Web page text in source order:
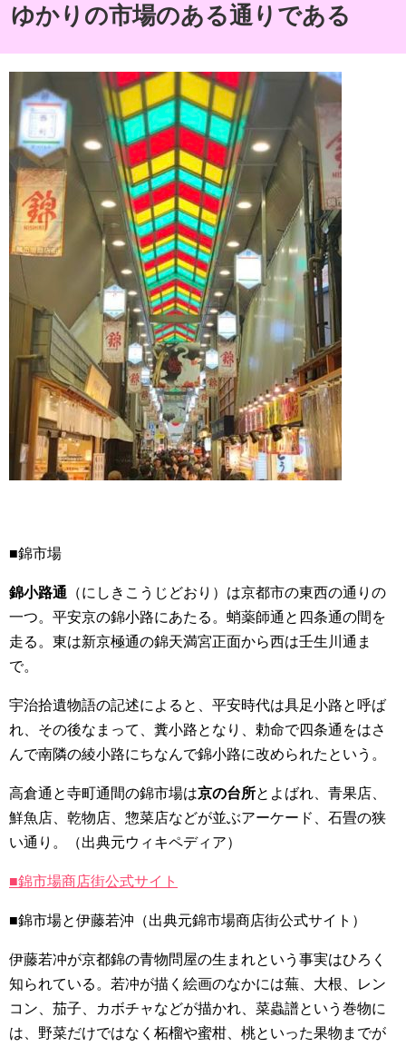
ゆかりの市場のある通りである
■錦市場
錦小路通 （にしきこうじどおり）は京都市の東西の通りの
一つ。平安京の錦小路にあたる。蛸薬師通と四条通の間を
走る。東は新京極通の錦天満宮正面から西は壬生川通ま
で。
宇治拾遺物語の記述によると、平安時代は具足小路と呼ば
れ、その後なまって、糞小路となり、勅命で四条通をはさ
んで南隣の綾小路にちなんで錦小路に改められたという。
高倉通と寺町通間の錦市場は京の台所とよばれ、青果店、
鮮魚店、乾物店、惣菜店などが並ぶアーケード、石畳の狭
い通り。（出典元ウィキペディア）
■錦市場商店街公式サイト
■錦市場と伊藤若沖（出典元錦市場商店街公式サイト）
伊藤若冲が京都錦の青物問屋の生まれという事実はひろく
知られている。若冲が描く絵画のなかには蕪、大根、レン
コン、茄子、カボチャなどが描かれ、菜蟲譜という巻物に
は、野菜だけではなく柘榴や蜜柑、桃といった果物までが